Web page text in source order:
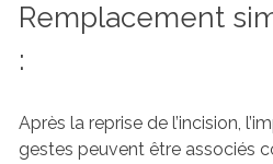
Remplacement
:
Après la reprise de l’incision,
gestes peuvent être associés